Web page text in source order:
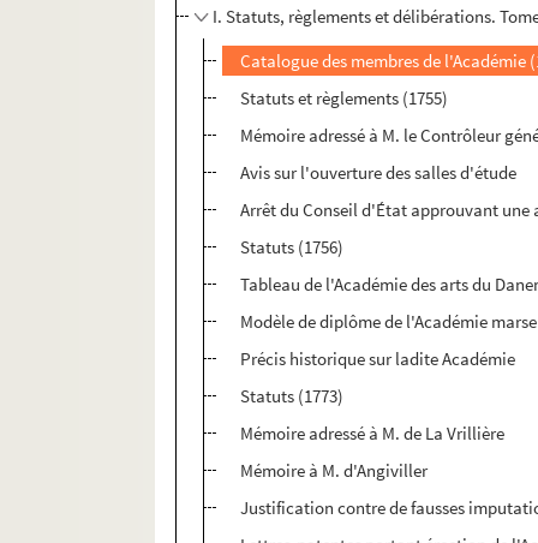
I. Statuts, règlements et délibérations.
Catalogue des membres de l'Académie
Statuts et règlements (1755)
Mémoire adressé à M. le Contrôleur
Avis sur l'ouverture des salles d'étude
Arrêt du Conseil d'État approuvant
Statuts (1756)
Tableau de l'Académie des arts du
Modèle de diplôme de l'Académie
Précis historique sur ladite Académie
Statuts (1773)
Mémoire adressé à M. de La Vrillière
Mémoire à M. d'Angiviller
Justification contre de fausses